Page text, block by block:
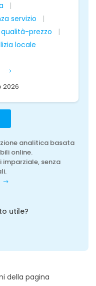
servizio
prezzo
locale
2026
analitica basata
online.
imparziale, senza
utile?
della pagina